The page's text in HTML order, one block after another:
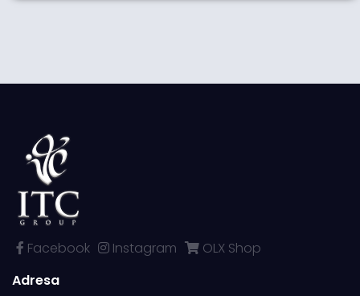
Facebook Instagram
OLX Shop
Adresa